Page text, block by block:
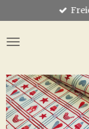
Hauptinhalt
springen